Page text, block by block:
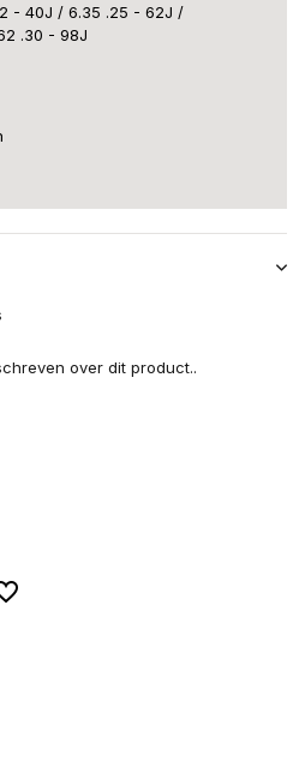
- 40J / 6.35 .25 - 62J /
.30 - 98J
over dit product..